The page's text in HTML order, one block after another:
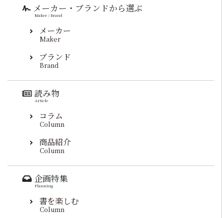
メーカー・ブランドから選ぶ
Maker / Brand
メーカー
Maker
ブランド
Brand
読み物
Article
コラム
Column
商品紹介
Column
企画特集
Planning
書を楽しむ
Column